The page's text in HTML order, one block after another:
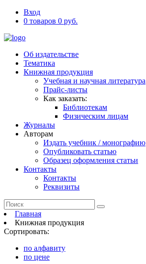
Вход
0 товаров 0 руб.
Об издательстве
Тематика
Книжная продукция
Учебная и научная литература
Прайс-листы
Как заказать:
Библиотекам
Физическим лицам
Журналы
Авторам
Издать учебник / монографию
Опубликовать статью
Образец оформления статьи
Контакты
Контакты
Реквизиты
Главная
Книжная продукция
Сортировать:
по алфавиту
по цене